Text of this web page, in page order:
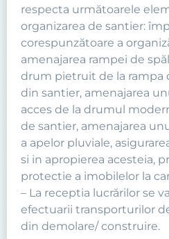
respecta următoarele
organizarea de santier:
corespunzătoare a
amenajarea rampei de
drum pietruit de la rampa
din santier, amenajarea
acces de la drumul
de santier, amenajarea
a apelor pluviale,
si in apropierea acesteia,
protectie a imobilelor la
– La receptia lucrărilor se
efectuarii transporturilor
din demolare/ construire.